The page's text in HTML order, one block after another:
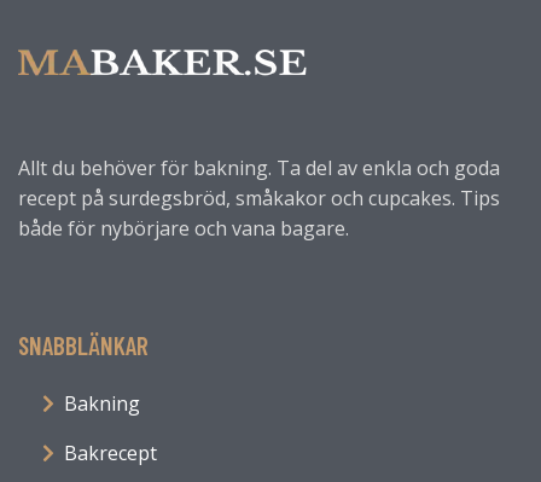
Allt du behöver för bakning. Ta del av enkla och goda
recept på surdegsbröd, småkakor och cupcakes. Tips
både för nybörjare och vana bagare.
SNABBLÄNKAR
Bakning
Bakrecept